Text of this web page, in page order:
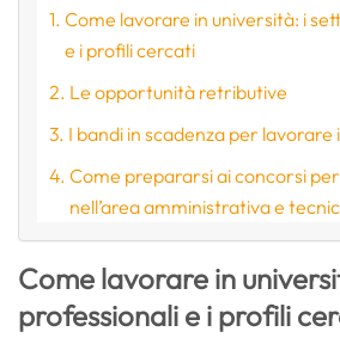
Come lavorare in università: i
e i profili cercati
Le opportunità retributive
I bandi in scadenza per lavorare
Come prepararsi ai concorsi
nell’area amministrativa e
Come lavorare in
professionali e i profili